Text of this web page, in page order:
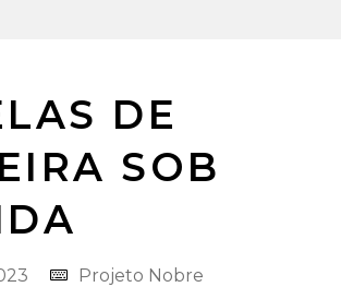
DE
SOB
Projeto Nobre